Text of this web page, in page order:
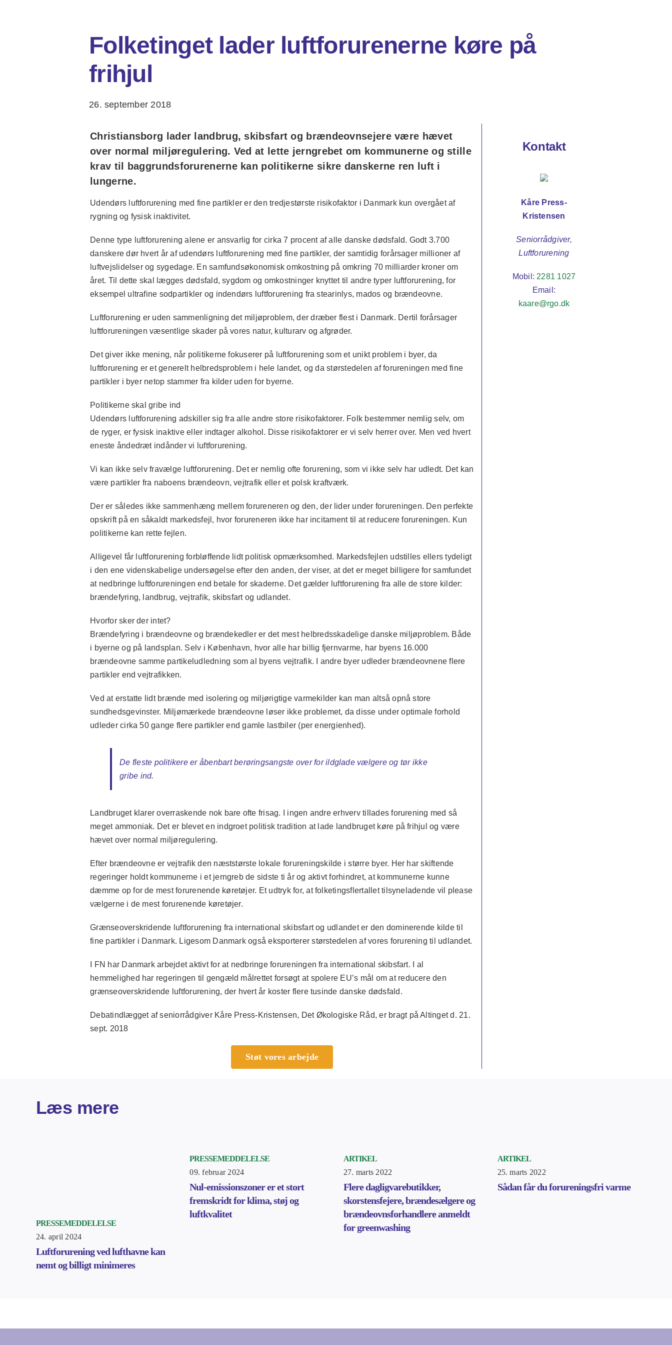
Folketinget lader luftforurenerne køre på
frihjul
26. september 2018
Christiansborg lader landbrug, skibsfart og brændeovnsejere være hævet
over normal miljøregulering. Ved at lette jerngrebet om kommunerne og stille
krav til baggrundsforurenerne kan politikerne sikre danskerne ren luft i
lungerne.
Udendørs luftforurening med fine partikler er den tredjestørste risikofaktor i Danmark kun overgået af
rygning og fysisk inaktivitet.
Denne type luftforurening alene er ansvarlig for cirka 7 procent af alle danske dødsfald. Godt 3.700
danskere dør hvert år af udendørs luftforurening med fine partikler, der samtidig forårsager millioner af
luftvejslidelser og sygedage. En samfundsøkonomisk omkostning på omkring 70 milliarder kroner om
året. Til dette skal lægges dødsfald, sygdom og omkostninger knyttet til andre typer luftforurening, for
eksempel ultrafine sodpartikler og indendørs luftforurening fra stearinlys, mados og brændeovne.
Luftforurening er uden sammenligning det miljøproblem, der dræber flest i Danmark. Dertil forårsager
luftforureningen væsentlige skader på vores natur, kulturarv og afgrøder.
Det giver ikke mening, når politikerne fokuserer på luftforurening som et unikt problem i byer, da
luftforurening er et generelt helbredsproblem i hele landet, og da størstedelen af forureningen med fine
partikler i byer netop stammer fra kilder uden for byerne.
Politikerne skal gribe ind
Udendørs luftforurening adskiller sig fra alle andre store risikofaktorer. Folk bestemmer nemlig selv, om
de ryger, er fysisk inaktive eller indtager alkohol. Disse risikofaktorer er vi selv herrer over. Men ved hvert
eneste åndedræt indånder vi luftforurening.
Vi kan ikke selv fravælge luftforurening. Det er nemlig ofte forurening, som vi ikke selv har udledt. Det kan
være partikler fra naboens brændeovn, vejtrafik eller et polsk kraftværk.
Der er således ikke sammenhæng mellem forureneren og den, der lider under forureningen. Den perfekte
opskrift på en såkaldt markedsfejl, hvor forureneren ikke har incitament til at reducere forureningen. Kun
politikerne kan rette fejlen.
Alligevel får luftforurening forbløffende lidt politisk opmærksomhed. Markedsfejlen udstilles ellers tydeligt
i den ene videnskabelige undersøgelse efter den anden, der viser, at det er meget billigere for samfundet
at nedbringe luftforureningen end betale for skaderne. Det gælder luftforurening fra alle de store kilder:
brændefyring, landbrug, vejtrafik, skibsfart og udlandet.
Hvorfor sker der intet?
Brændefyring i brændeovne og brændekedler er det mest helbredsskadelige danske miljøproblem. Både
i byerne og på landsplan. Selv i København, hvor alle har billig fjernvarme, har byens 16.000
brændeovne samme partikeludledning som al byens vejtrafik. I andre byer udleder brændeovnene flere
partikler end vejtrafikken.
Ved at erstatte lidt brænde med isolering og miljørigtige varmekilder kan man altså opnå store
sundhedsgevinster. Miljømærkede brændeovne løser ikke problemet, da disse under optimale forhold
udleder cirka 50 gange flere partikler end gamle lastbiler (per energienhed).
De fleste politikere er åbenbart berøringsangste over for ildglade vælgere og tør ikke
gribe ind.
Landbruget klarer overraskende nok bare ofte frisag. I ingen andre erhverv tillades forurening med så
meget ammoniak. Det er blevet en indgroet politisk tradition at lade landbruget køre på frihjul og være
hævet over normal miljøregulering.
Efter brændeovne er vejtrafik den næststørste lokale forureningskilde i større byer. Her har skiftende
regeringer holdt kommunerne i et jerngreb de sidste ti år og aktivt forhindret, at kommunerne kunne
dæmme op for de mest forurenende køretøjer. Et udtryk for, at folketingsflertallet tilsyneladende vil please
vælgerne i de mest forurenende køretøjer.
Grænseoverskridende luftforurening fra international skibsfart og udlandet er den dominerende kilde til
fine partikler i Danmark. Ligesom Danmark også eksporterer størstedelen af vores forurening til udlandet.
I FN har Danmark arbejdet aktivt for at nedbringe forureningen fra international skibsfart. I al
hemmelighed har regeringen til gengæld målrettet forsøgt at spolere EU’s mål om at reducere den
grænseoverskridende luftforurening, der hvert år koster flere tusinde danske dødsfald.
Debatindlægget af seniorrådgiver Kåre Press-Kristensen, Det Økologiske Råd, er bragt på Altinget d. 21.
sept. 2018
Støt vores arbejde
Kontakt
Kåre Press-
Kristensen
Seniorrådgiver,
Luftforurening
Mobil: 2281 1027
Email:
kaare@rgo.dk
Læs mere
PRESSEMEDDELELSE
24. april 2024
Luftforurening ved lufthavne kan
nemt og billigt minimeres
PRESSEMEDDELELSE
09. februar 2024
Nul-emissionszoner er et stort
fremskridt for klima, støj og
luftkvalitet
ARTIKEL
27. marts 2022
Flere dagligvarebutikker,
skorstensfejere, brændesælgere og
brændeovnsforhandlere anmeldt
for greenwashing
ARTIKEL
25. marts 2022
Sådan får du forureningsfri varme